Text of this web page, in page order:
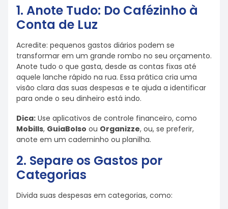
1. Anote Tudo: Do Cafézinho à
Conta de Luz
Acredite: pequenos gastos diários podem se
transformar em um grande rombo no seu orçamento.
Anote tudo o que gasta, desde as contas fixas até
aquele lanche rápido na rua. Essa prática cria uma
visão clara das suas despesas e te ajuda a identificar
para onde o seu dinheiro está indo.
Dica: Use aplicativos de controle financeiro, como
Mobills, GuiaBolso ou Organizze, ou, se preferir,
anote em um caderninho ou planilha.
2. Separe os Gastos por
Categorias
Divida suas despesas em categorias, como: